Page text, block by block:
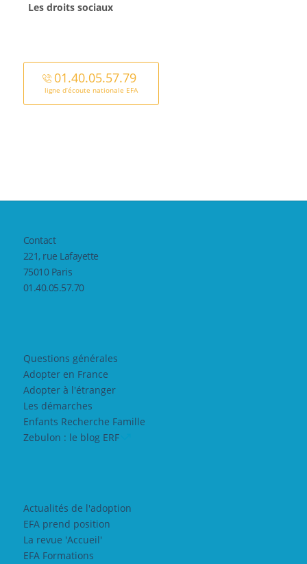
Les droits sociaux
01.40.05.57.79
ligne d’écoute nationale EFA
Contact
221, rue Lafayette
75010 Paris
01.40.05.57.70
Questions générales
Adopter en France
Adopter à l'étranger
Les démarches
Enfants Recherche Famille
Zebulon : le blog ERF
Actualités de l'adoption
EFA prend position
La revue 'Accueil'
EFA Formations